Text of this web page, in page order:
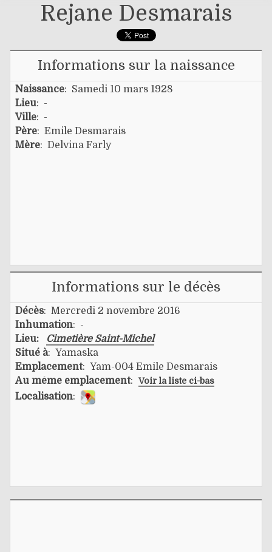
Rejane Desmarais
Informations sur la naissance
Naissance: Samedi 10 mars 1928
Lieu: -
Ville: -
Père: Emile Desmarais
Mère: Delvina Farly
Informations sur le décès
Décès: Mercredi 2 novembre 2016
Inhumation: -
Lieu:
Cimetière Saint-Michel
Situé à: Yamaska
Emplacement: Yam-004 Emile Desmarais
Au même emplacement: Voir la liste ci-bas
Localisation: